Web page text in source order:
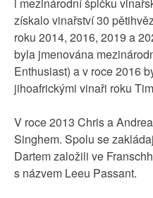
získalo vinařství 30
roku 2014, 2016, 2019 a
byla jmenována
Enthusiast) a v roce 2016
jihoafrickými vinaři roku
V roce 2013 Chris a
Singhem. Spolu se
Dartem založili ve
s názvem Leeu Passant.